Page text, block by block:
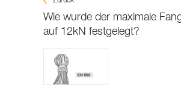
Wie wurde der maximale
auf 12kN festgelegt?